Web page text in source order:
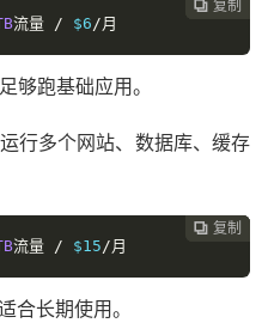
 复制
 复制
 复制
 复制
流量 / $6/月
够跑基础应用。
行多个网站、数据库、缓存
 复制
 复制
 复制
流量 / $15/月
合长期使用。